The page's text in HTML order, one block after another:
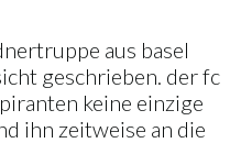
aus basel
geschrieben. der fc
keine einzige
ihn zeitweise an die